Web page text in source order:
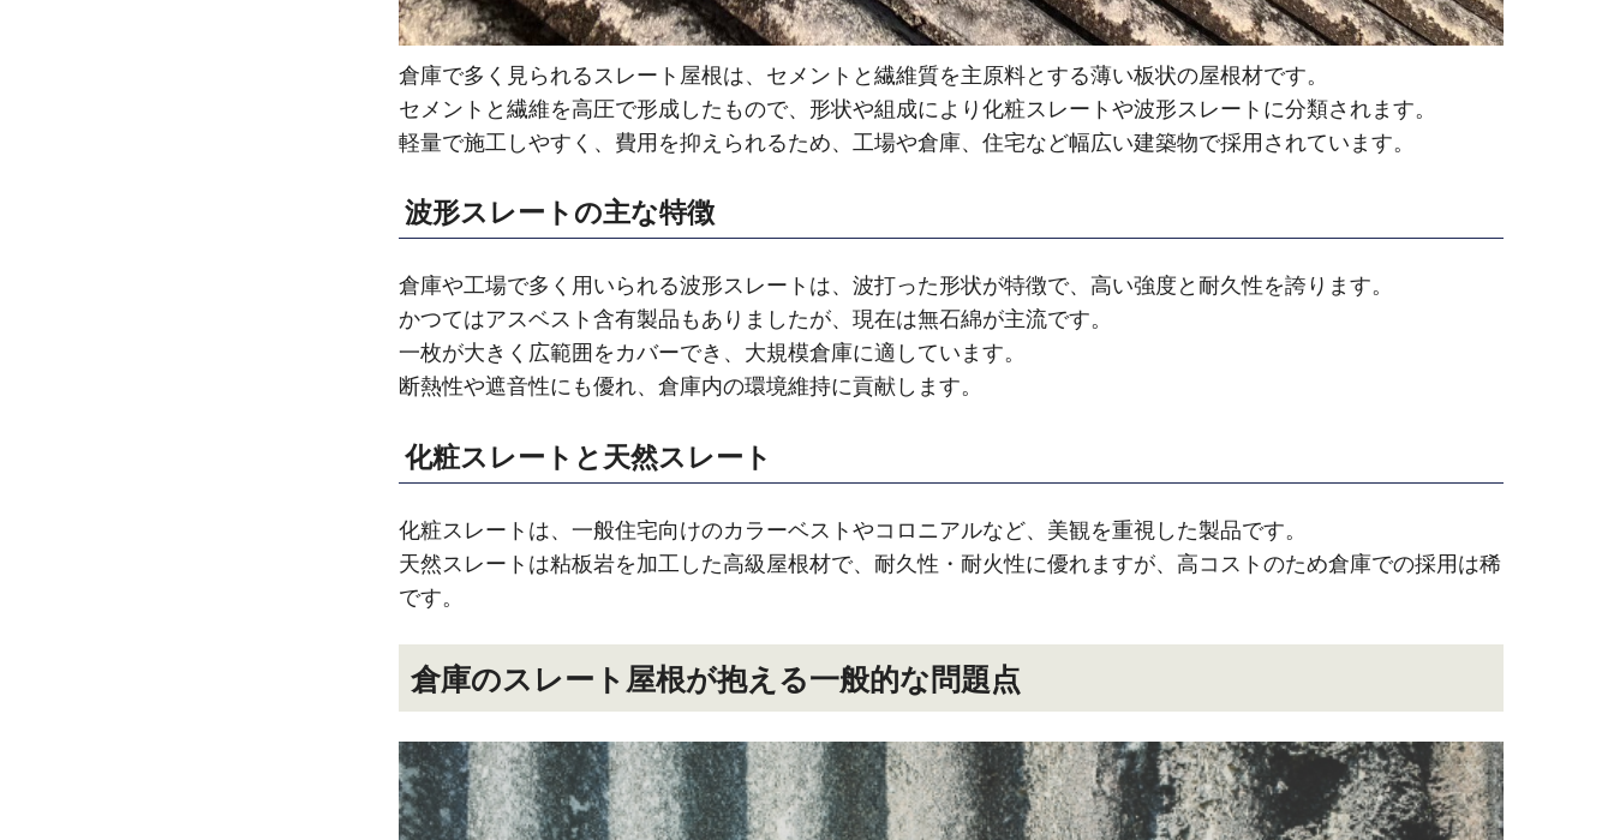
倉庫で多く見られるスレート屋根は、セメントと繊維質を主原料とする薄い板状の屋根材です。
セメントと繊維を高圧で形成したもので、形状や組成により化粧スレートや波形スレートに分類されます。
軽量で施工しやすく、費用を抑えられるため、工場や倉庫、住宅など幅広い建築物で採用されています。
波形スレートの主な特徴
倉庫や工場で多く用いられる波形スレートは、波打った形状が特徴で、高い強度と耐久性を誇ります。
かつてはアスベスト含有製品もありましたが、現在は無石綿が主流です。
一枚が大きく広範囲をカバーでき、大規模倉庫に適しています。
断熱性や遮音性にも優れ、倉庫内の環境維持に貢献します。
化粧スレートと天然スレート
化粧スレートは、一般住宅向けのカラーベストやコロニアルなど、美観を重視した製品です。
天然スレートは粘板岩を加工した高級屋根材で、耐久性・耐火性に優れますが、高コストのため倉庫での採用は稀
です。
倉庫のスレート屋根が抱える一般的な問題点